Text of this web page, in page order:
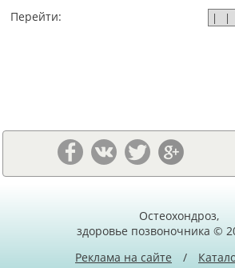
Перейти:
Остеохондроз,
здоровье позвоночника ©
Реклама на сайте
/